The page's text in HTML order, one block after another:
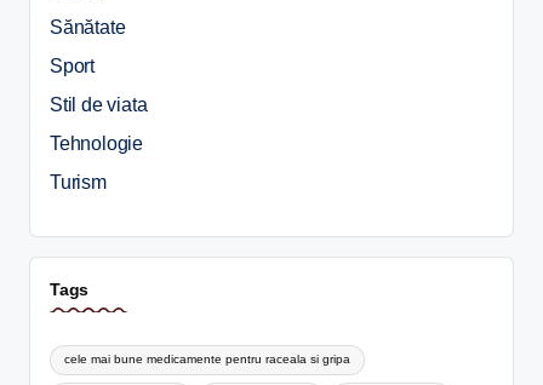
Sănătate
Sport
Stil de viata
Tehnologie
Turism
Tags
cele mai bune medicamente pentru raceala si gripa